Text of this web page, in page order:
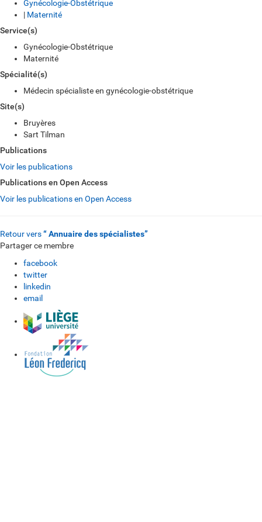
Gynécologie-Obstétrique
| Maternité
Service(s)
Gynécologie-Obstétrique
Maternité
Spécialité(s)
Médecin spécialiste en gynécologie-obstétrique
Site(s)
Bruyères
Sart Tilman
Publications
Voir les publications
Publications en Open Access
Voir les publications en Open Access
Retour vers“ Annuaire des spécialistes”
Partager ce membre
facebook
twitter
linkedin
email